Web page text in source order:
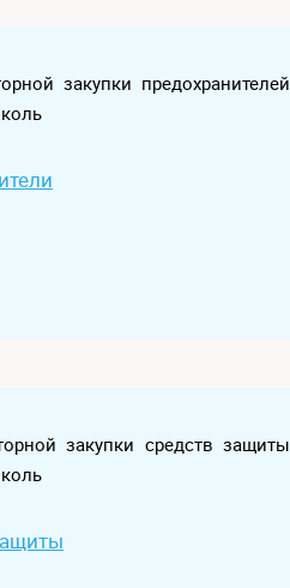
закупки предохранителей
закупки средств защиты